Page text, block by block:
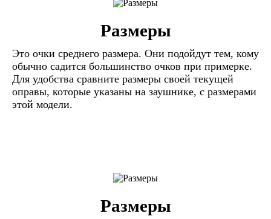
Размеры
Это очки среднего размера. Они подойдут тем, кому
обычно садится большинство очков при примерке.
Для удобства сравните размеры своей текущей
оправы, которые указаны на заушнике, с размерами
этой модели.
Размеры